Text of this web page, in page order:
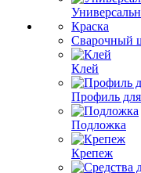
Краска
Сварочный
Клей
Профиль
Подложка
Крепеж